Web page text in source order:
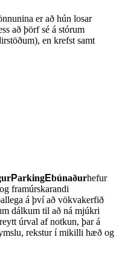
er að hún losar
að þörf sé á stórum
en krefst samt
ParkingEbúnaðurhefur
framúrskarandi
á því að vökvakerfið
dálkum til að ná mjúkri
úrval af notkun, þar á
rekstur í mikilli hæð og